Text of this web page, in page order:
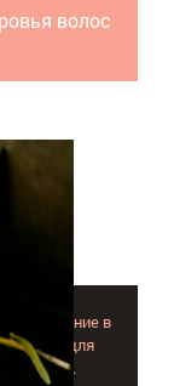
волос
применение в
для
волос.